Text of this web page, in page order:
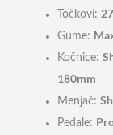
Točkovi:
Gume:
Kočnice:
180mm
Menjač:
Pedale: